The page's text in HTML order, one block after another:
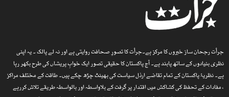
جرأت رجحان ساز خبروں کا مرکز ہے۔جرأت کا تصورِ صحافت روایتی ہے اور نہ لے پالک ۔ یہ اپنی
نظری بنیادوں کے ساتھ پابند ہے۔ آج پاکستان کا حقیقی تصور ایک خوابِ پریشاں کی طرح بکھر رہا
ہے۔ نظریۂ پاکستان کے تمام تقاضے ارذل سیاست کی بھینٹ چڑھ چکے ہیں۔ طاقت کے مختلف مراکز
، مفادات کے تحفظ کی کشاکش میں اقتدار پر گرفت کے بلاواسطہ اور بالواسطہ طریقے تلاش کررہے